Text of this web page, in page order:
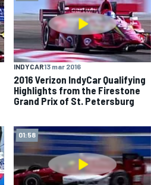
INDYCAR13 mar 2016
2016 Verizon IndyCar Qualifying
Highlights from the Firestone
Grand Prix of St. Petersburg
01:58